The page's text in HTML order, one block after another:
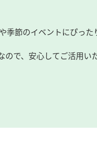
季節のイベントにぴっ
で、安心してご活用いた